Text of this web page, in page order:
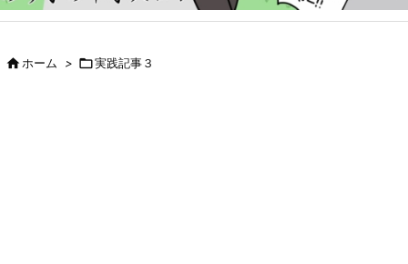
サイド
ホーム > 実践記事３